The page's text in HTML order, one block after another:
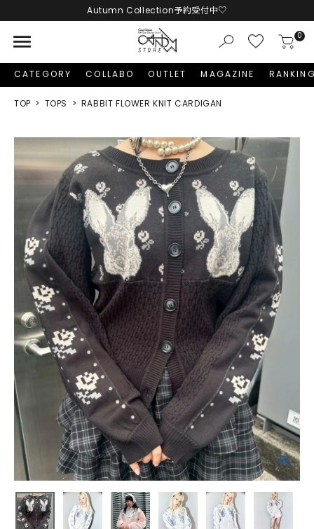
Autumn Collection予約受付中♡
LINE友だち追加 + ID連携で1,000円OFFクーポンプレゼント
新規会員登録で1,000円分のポイントプレゼント！
menu 0
CATEGORY COLLABO OUTLET MAGAZINE
TOP TOPS RABBIT FLOWER KNIT CARDIGAN